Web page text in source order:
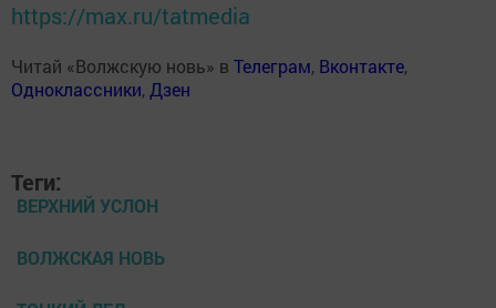
https://max.ru/tatmedia
Читай «Волжскую новь» в Телеграм, Вконтакте,
Одноклассники,Дзен
Теги:
ВЕРХНИЙ УСЛОН
ВОЛЖСКАЯ НОВЬ